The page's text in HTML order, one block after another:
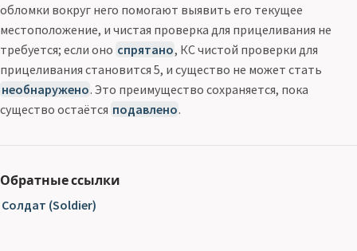
обломки вокруг него помогают выявить его текущее
местоположение, и чистая проверка для прицеливания не
требуется; если оно спрятано, КС чистой проверки для
прицеливания становится 5, и существо не может стать
необнаружено. Это преимущество сохраняется, пока
существо остаётся подавлено.
Обратные ссылки
Солдат (Soldier)